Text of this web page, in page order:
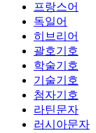
프랑스어
독일어
히브리어
괄호기호
학술기호
기술기호
첨자기호
라틴문자
러시아문자